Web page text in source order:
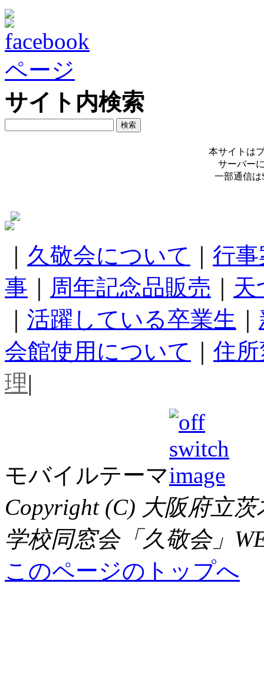
サイト内検索
本サイトは
サーバー
一部通信は
久敬会について
行
事
周年記念品販売
天
活躍している卒業生
会館使用について
住
理|
モバイルテーマ
Copyright (C) 大阪府立
学校同窓会「久敬会」
このページのトップへ